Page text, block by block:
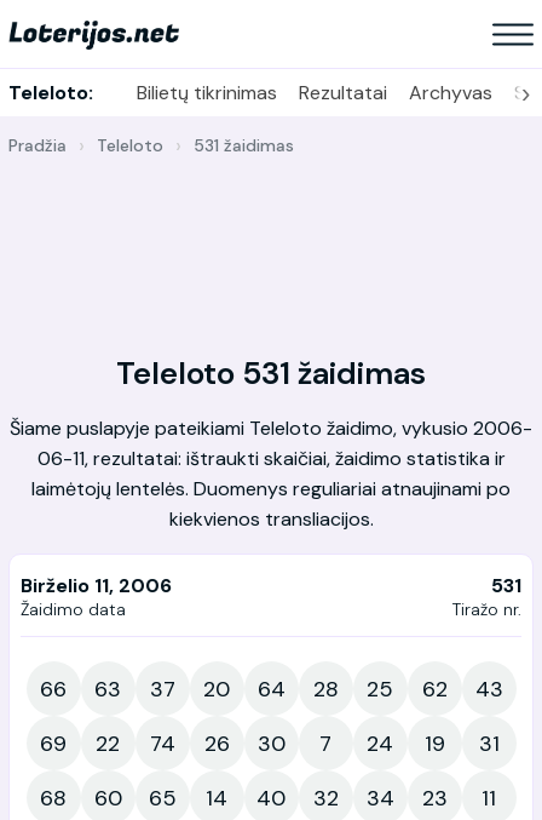
Teleloto: Bilietų tikrinimas Rezultatai Archyvas ›
Pradžia Teleloto 531 žaidimas
Teleloto 531 žaidimas
Šiame puslapyje pateikiami Teleloto žaidimo, vykusio 2006-
06-11, rezultatai: ištraukti skaičiai, žaidimo statistika ir
laimėtojų lentelės. Duomenys reguliariai atnaujinami po
kiekvienos transliacijos.
Birželio 11, 2006
Žaidimo data
531
Tiražo nr.
66 63 37 20 64 28 25 62
43
69
22 74 26 30 7 24 19
31
68
60 65 14 40 32 34 23
11